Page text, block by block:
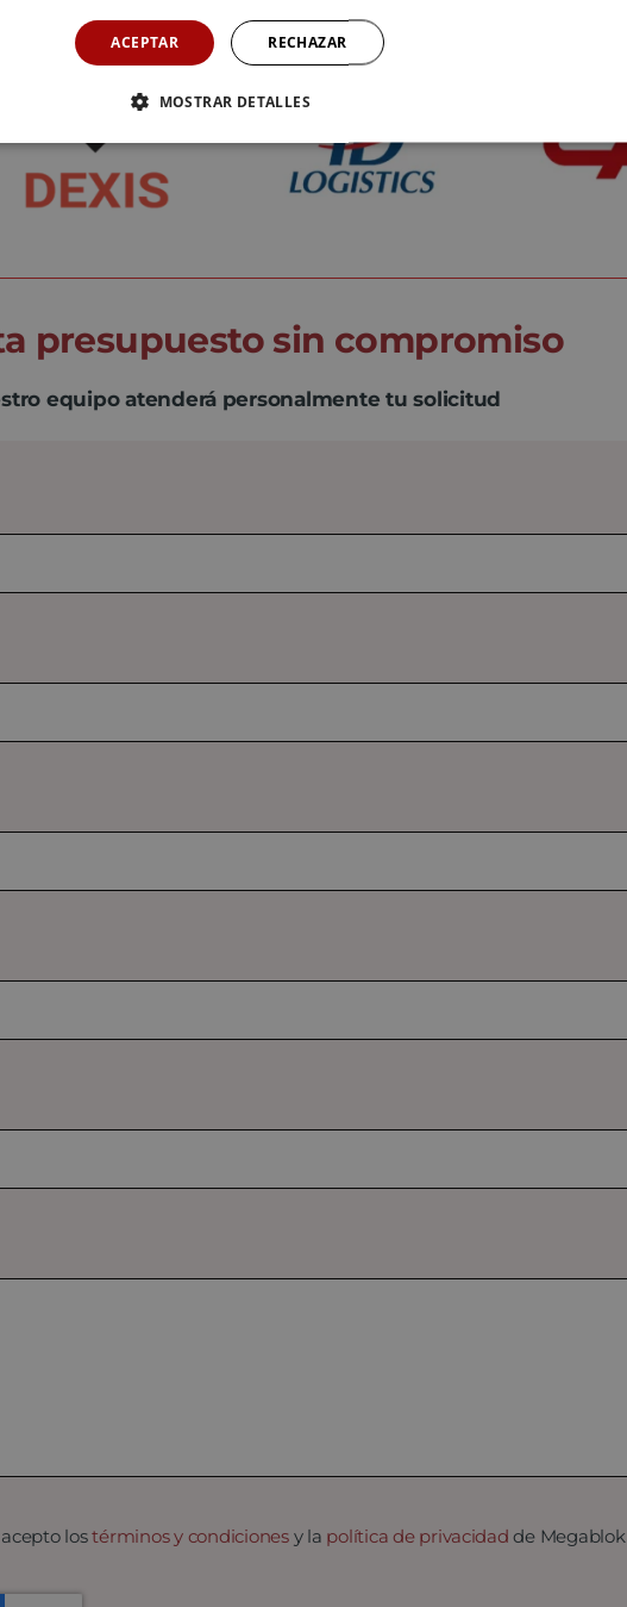
presupuesto sin compromiso
equipo atenderá personalmente tu solicitud
lostérminos y condicionesy la política de privacidad de Megablok
ACEPTAR RECHAZAR
MOSTRAR DETALLES